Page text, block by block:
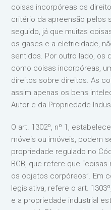
coisas incorpóreas os
critério da apreensão pelos
seguido, já que muitas
os gases e a eletricidade,
sentidos. Por outro lado, os
como coisas incorpóreas,
direitos sobre direitos. As
assim apenas os bens
Autor e da Propriedade
O art. 1302º, nº 1,
móveis ou imóveis, podem
propriedade regulado no
BGB, que refere que
os objetos corpóreos”. Em
legislativa, refere o art.
e a propriedade industrial